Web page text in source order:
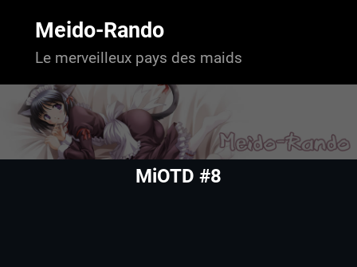
Meido-Rando
Le merveilleux pays des maids
MiOTD #8